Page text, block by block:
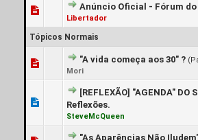
Anúncio Oficial - Fórum
Libertador
0 Voto(s) - 0 de 5 em média
1 23 45
Tópicos Normais
"A vida começa aos 30" ?
Mori
0 Voto(s) - 0 de 5 em média
1 23 45
[REFLEXÃO] "AGENDA" DO
Reflexões.
SteveMcQueen
0 Voto(s) - 0 de 5 em média
"As Aparências Não